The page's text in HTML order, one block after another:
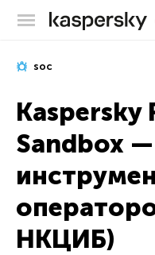
soc
Kaspersky
Sandbox
НКЦИБ)